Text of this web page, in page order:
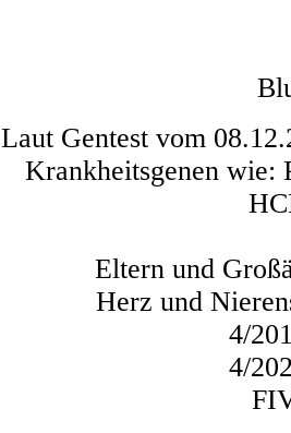
Laut Gentest vom
Krankheitsgenen
Eltern und
Herz und
4/
4/